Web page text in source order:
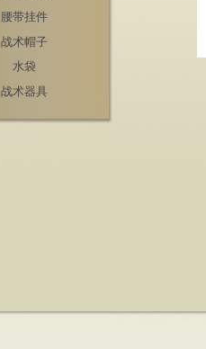
腰带挂件
战术帽子
水袋
战术器具